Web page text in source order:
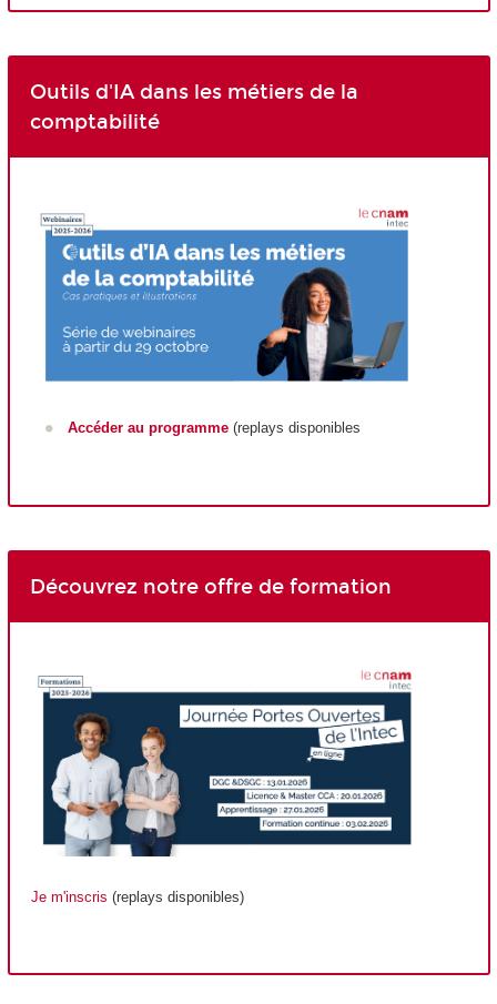
Outils d'IA dans les métiers de la
comptabilité
Accéder au programme(replays disponibles
Découvrez notre offre de formation
Je m'inscris (replays disponibles)